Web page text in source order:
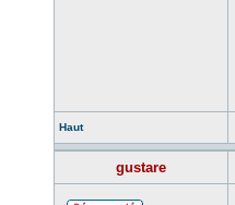
Haut
gustare